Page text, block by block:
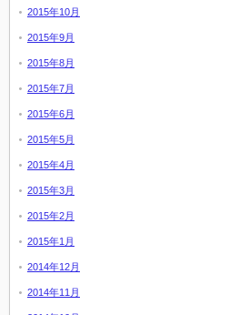
2015年10月
2015年9月
2015年8月
2015年7月
2015年6月
2015年5月
2015年4月
2015年3月
2015年2月
2015年1月
2014年12月
2014年11月